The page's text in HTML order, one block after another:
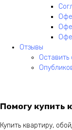
Отзывы
Оставить
Помогу купить
Купить квартиру,